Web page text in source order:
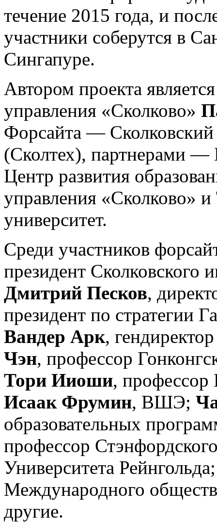
течение 2015 года, и
участники соберутся в
Сингапуре.
Автором проекта
управления «Сколково»
Форсайта — Сколковский
(Сколтех), партнерами
Центр развития
управления «Сколково»
университет.
Среди участников
президент Сколковского
Дмитрий Песков,
президент по стратегии
Вандер Арк,
Чэн, профессор
Тори Ииоши, профессор
Исаак Фрумин, ВШЭ;
образовательных
профессор
Университета
Международного
другие.